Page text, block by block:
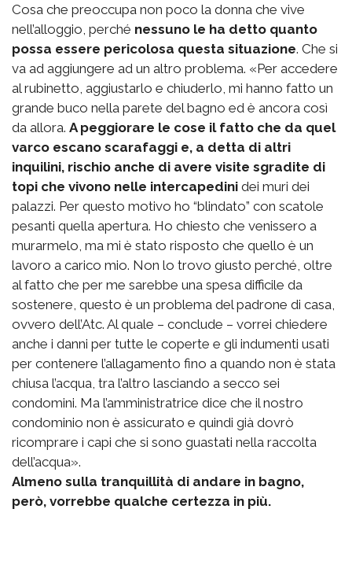
Cosa che preoccupa non poco la donna che vive
nell’alloggio, perché nessuno le ha detto quanto
possa essere pericolosa questa situazione. Che si
va ad aggiungere ad un altro problema. «Per accedere
al rubinetto, aggiustarlo e chiuderlo, mi hanno fatto un
grande buco nella parete del bagno ed è ancora così
da allora. A peggiorare le cose il fatto che da quel
varco escano scarafaggi e, a detta di altri
inquilini, rischio anche di avere visite sgradite di
topi che vivono nelle intercapedini dei muri dei
palazzi. Per questo motivo ho “blindato” con scatole
pesanti quella apertura. Ho chiesto che venissero a
murarmelo, ma mi è stato risposto che quello è un
lavoro a carico mio. Non lo trovo giusto perché, oltre
al fatto che per me sarebbe una spesa difficile da
sostenere, questo è un problema del padrone di casa,
ovvero dell’Atc. Al quale – conclude – vorrei chiedere
anche i danni per tutte le coperte e gli indumenti usati
per contenere l’allagamento fino a quando non è stata
chiusa l’acqua, tra l’altro lasciando a secco sei
condomini. Ma l’amministratrice dice che il nostro
condominio non è assicurato e quindi già dovrò
ricomprare i capi che si sono guastati nella raccolta
dell’acqua».
Almeno sulla tranquillità di andare in bagno,
però, vorrebbe qualche certezza in più.